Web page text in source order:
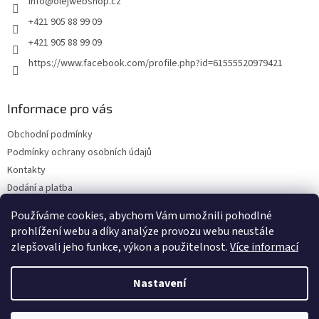
Používáme cookies, abychom Vám umožnili pohodlné
prohlížení webu a díky analýze provozu webu neustále
zlepšovali jeho funkce, výkon a použitelnost.Více informací
Nastavení
+421 905 88 99 09
+421 905 88 99 09
https://www.facebook.com/profile.php?id=61555520979421
Informace pro vás
Obchodní podmínky
Podmínky ochrany osobních údajů
Kontakty
Dodání a platba
Hodnocení obchodu
Vytvořil Shoptet